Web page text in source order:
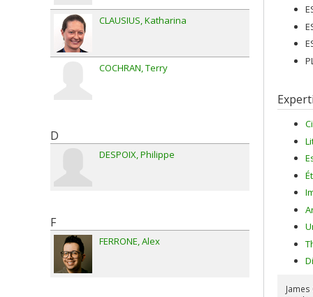
CLAUSIUS Katharina
COCHRAN Terry
D
DESPOIX Philippe
F
FERRONE Alex